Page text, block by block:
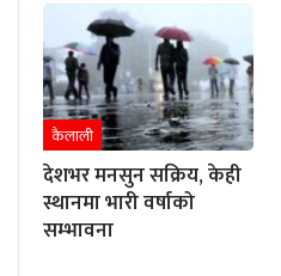
कैलाली
देशभर मनसुन सक्रिय, केही
स्थानमा भारी वर्षाको
सम्भावना